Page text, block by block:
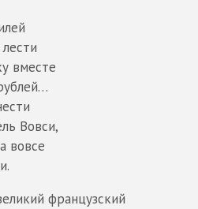
вместе
Вовси,
вовсе
французский